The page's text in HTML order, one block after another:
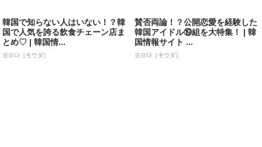
韓国で知らない人はいない！？韓
国で人気を誇る飲食チェーン店ま
とめ♡ | 韓国情...
모으다［モウダ］
賛否両論！？公開恋愛を経験した
韓国アイドル⑲組を大特集！ | 韓
国情報サイト ...
모으다［モウダ］